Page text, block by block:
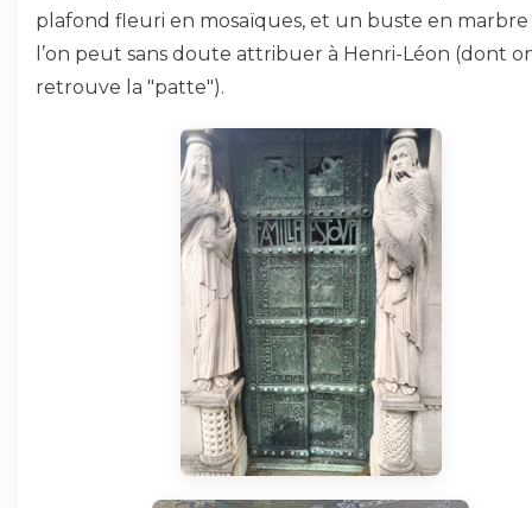
plafond fleuri en mosaïques, et un buste en
l’on peut sans doute attribuer à Henri-Léon (dont
retrouve la "patte").